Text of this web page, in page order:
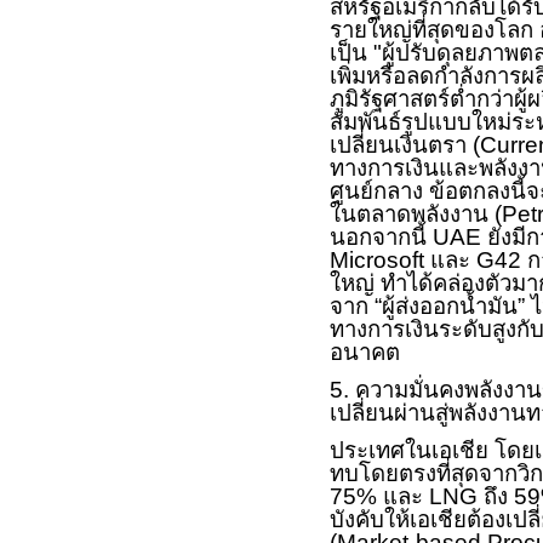
สหรัฐอเมริกากลับได้
รายใหญ่ที่สุดของโลก
เป็น "ผู้ปรับดุลยภาพต
เพิ่มหรือลดกำลังการ
ภูมิรัฐศาสตร์ต่ำกว่าผู้
สัมพันธ์รูปแบบใหม่ระ
เปลี่ยนเงินตรา (
ทางการเงินและพลัง
ศูนย์กลาง ข้อตกลงนี้จ
ในตลาดพลังงาน (
นอกจากนี้ UAE ยังมี
Microsoft และ G42
ใหญ่ ทำได้คล่องตัวม
จาก “ผู้ส่งออกน้ำมัน”
ทางการเงินระดับสูง
อนาคต
5. ความมั่นคงพลังงา
เปลี่ยนผ่านสู่พลังงานท
ประเทศในเอเชีย โด
ทบโดยตรงที่สุดจากวิ
75% และ LNG ถึง
บังคับให้เอเชียต้องเ